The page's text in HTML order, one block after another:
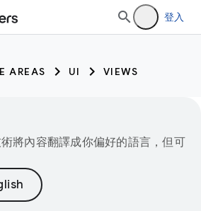
登入
AREAS UI VIEWS
將內容翻譯成你偏好的語言，但可